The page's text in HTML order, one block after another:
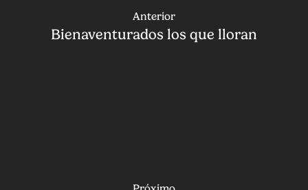
Anterior
Bienaventurados los que lloran